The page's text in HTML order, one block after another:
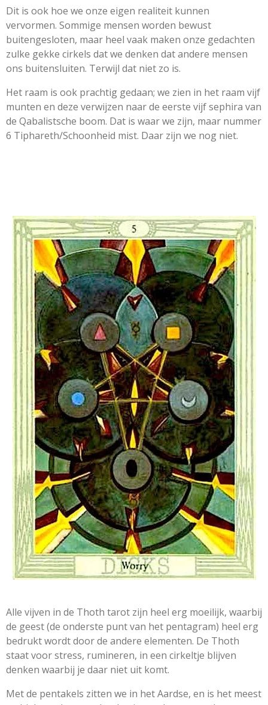
Dit is ook hoe we onze eigen realiteit kunnen
vervormen. Sommige mensen worden bewust
buitengesloten, maar heel vaak maken onze gedachten
zulke gekke cirkels dat we denken dat andere mensen
ons buitensluiten. Terwijl dat niet zo is.
Het raam is ook prachtig gedaan; we zien in het raam vijf
munten en deze verwijzen naar de eerste vijf sephira van
de Qabalistsche boom. Dat is waar we zijn, maar nummer
6 Tiphareth/Schoonheid mist. Daar zijn we nog niet.
Alle vijven in de Thoth tarot zijn heel erg moeilijk, waarbij
de geest (de onderste punt van het pentagram) heel erg
bedrukt wordt door de andere elementen. De Thoth
staat voor stress, rumineren, in een cirkeltje blijven
denken waarbij je daar niet uit komt.
Met de pentakels zitten we in het Aardse, en is het meest